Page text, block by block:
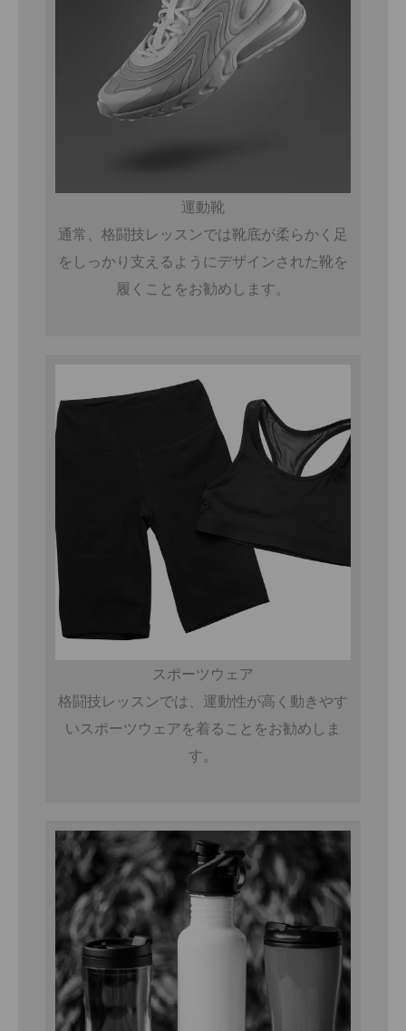
運動靴
通常、格闘技レッスンでは靴底が柔らかく足
をしっかり支えるようにデザインされた靴を
履くことをお勧めします。
スポーツウェア
格闘技レッスンでは、運動性が高く動きやす
いスポーツウェアを着ることをお勧めしま
す。